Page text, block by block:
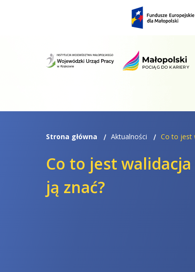
Strona główna Aktualności Co to jest
Co to jest
ją znać?